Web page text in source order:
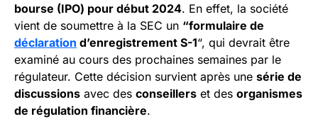
bourse (IPO) pour début 2024. En effet, la société
vient de soumettre à la SEC un “formulaire de
déclaration d’enregistrement S-1“, qui devrait être
examiné au cours des prochaines semaines par le
régulateur. Cette décision survient après une série de
discussions avec des conseillers et des organismes
de régulation financière.